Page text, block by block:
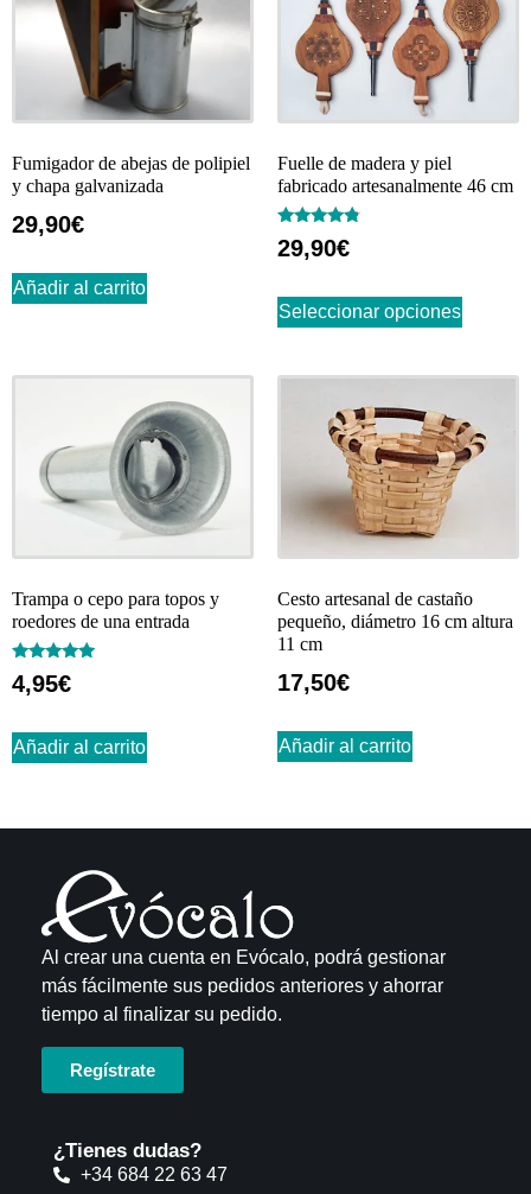
Fumigador de abejas de polipiel
y chapa galvanizada
29,90€
Añadir al carrito
Fuelle de madera y piel
fabricado artesanalmente 46 cm
Valorado
con
29,90€
Seleccionar opciones
Trampa o cepo para topos y
roedores de una entrada
Valorado
con
4,95€
Añadir al carrito
Cesto artesanal de castaño
pequeño, diámetro 16 cm altura
11 cm
17,50€
Añadir al carrito
Al crear una cuenta en Evócalo, podrá gestionar
más fácilmente sus pedidos anteriores y ahorrar
tiempo al finalizar su pedido.
Regístrate
¿Tienes dudas?
+34 684 22 63 47